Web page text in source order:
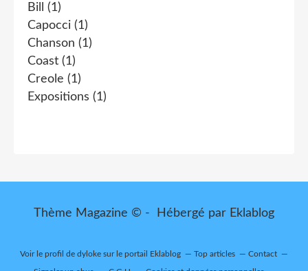
Bill
(1)
Capocci (1)
Chanson (1)
Coast (1)
Creole (1)
Expositions (1)
Thème Magazine © - Hébergé par Eklablog
Voir le profil de dyloke sur le portail Eklablog Top articles Contact